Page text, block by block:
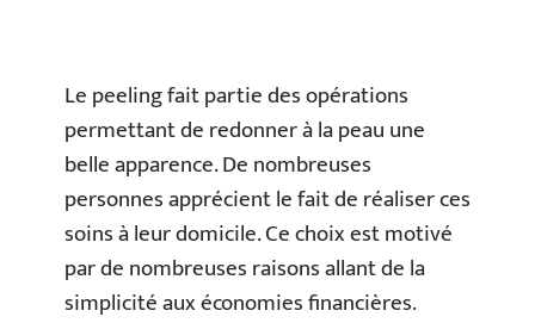
Le peeling fait partie des opérations
permettant de redonner à la peau une
belle apparence. De nombreuses
personnes apprécient le fait de réaliser ces
soins à leur domicile. Ce choix est motivé
par de nombreuses raisons allant de la
simplicité aux économies financières.